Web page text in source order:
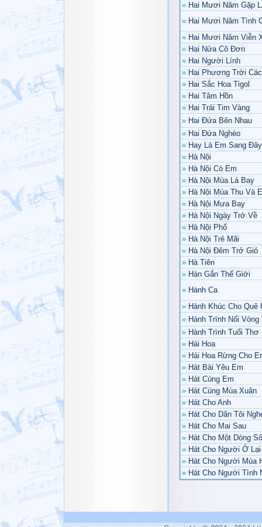
» Hai Mươi Năm Gặp
» Hai Mươi Năm Tình
» Hai Mươi Năm Viễn
» Hai Nửa Cô Đơn
» Hai Người Lính
» Hai Phương Trời
» Hai Sắc Hoa Tigol
» Hai Tâm Hồn
» Hai Trái Tim Vàng
» Hai Đứa Bên Nhau
» Hai Đứa Nghèo
» Hay Là Em Sang
» Hà Nội
» Hà Nội Có Em
» Hà Nội Mùa Lá Bay
» Hà Nội Mùa Thu Và
» Hà Nội Mưa Bay
» Hà Nội Ngày Trở Về
» Hà Nội Phố
» Hà Nội Trẻ Mãi
» Hà Nội Đêm Trở Gió
» Hà Tiên
» Hàn Gắn Thế Giới
» Hành Ca
» Hành Khúc Cho Quê
» Hành Trình Nối Vòng
» Hành Trình Tuổi Thơ
» Hái Hoa
» Hái Hoa Rừng Cho
» Hát Bài Yêu Em
» Hát Cùng Em
» Hát Cùng Mùa Xuân
» Hát Cho Anh
» Hát Cho Dân Tôi
» Hát Cho Mai Sau
» Hát Cho Một Dòng
» Hát Cho Người Ở Lại
» Hát Cho Người Mùa
» Hát Cho Người Tình